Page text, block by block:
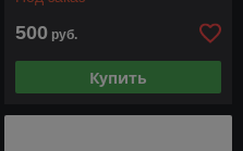
500 руб.
Купить